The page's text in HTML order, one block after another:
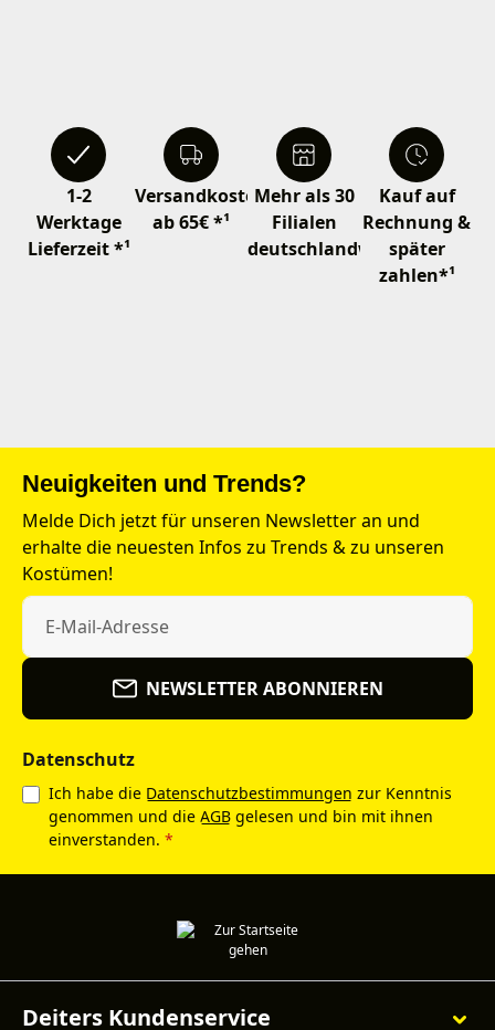
1-2
Werktage
Lieferzeit *¹
Versandkostenfrei
ab 65€ *¹
Mehr als 30
Filialen
deutschlandweit
Kauf auf
Rechnung &
später
zahlen*¹
Neuigkeiten und Trends?
Melde Dich jetzt für unseren Newsletter an und
erhalte die neuesten Infos zu Trends & zu unseren
Kostümen!
NEWSLETTER ABONNIEREN
Datenschutz
Ich habe die Datenschutzbestimmungen zur Kenntnis
genommen und die AGB gelesen und bin mit ihnen
einverstanden. *
Deiters Kundenservice